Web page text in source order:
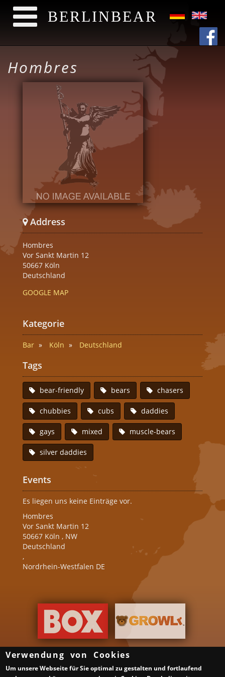
BERLINBEAR
Hombres
Address
Hombres
Vor Sankt Martin 12
50667 Köln
Deutschland
GOOGLE MAP
Kategorie
Bar Köln Deutschland
Tags
bear-friendly bears chasers
chubbies cubs daddies
gays mixed muscle-bears
silver daddies
Events
Es liegen uns keine Einträge vor.
Hombres
Vor Sankt Martin 12
50667 Köln , NW
Deutschland
,
Nordrhein-Westfalen DE
Verwendung von Cookies
Um unsere Webseite für Sie optimal zu gestalten und fortlaufend